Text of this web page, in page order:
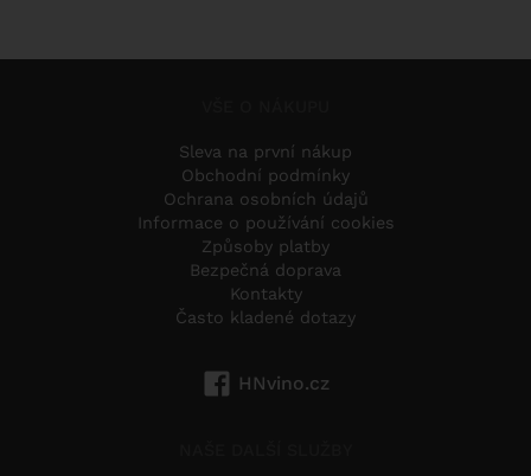
Sleva na první nákup
Obchodní podmínky
Ochrana osobních údajů
Informace o používání cookies
Způsoby platby
Bezpečná doprava
Kontakty
Často kladené dotazy
HNvino.cz